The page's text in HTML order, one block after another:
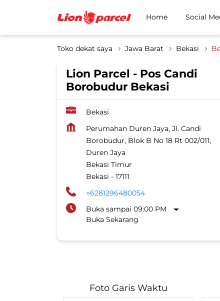
Home Social
Toko dekat saya Jawa Barat Bekasi
Lion Parcel - Pos Candi
Borobudur Bekasi
Bekasi
Perumahan Duren Jaya, Jl. Candi
Borobudur, Blok B No 18 Rt 002/011,
Duren Jaya
Bekasi Timur
Bekasi - 17111
+6281296480054
Buka sampai 09:00 PM
Buka Sekarang
Foto Garis Waktu